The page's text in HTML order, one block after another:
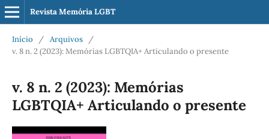
Revista Memória LGBT
Início / Arquivos
/
v. 8 n. 2 (2023): Memórias LGBTQIA+ Articulando o presente
v. 8 n. 2 (2023): Memórias
LGBTQIA+ Articulando o presente